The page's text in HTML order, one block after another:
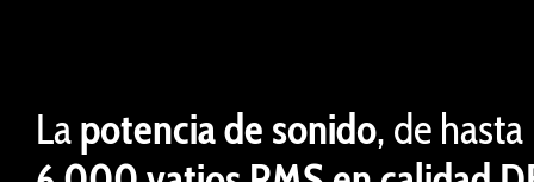
Lapotencia de sonido, de hasta